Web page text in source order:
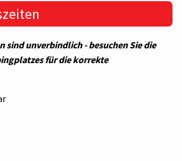
sind unverbindlich - besuchen Sie die
für die korrekte